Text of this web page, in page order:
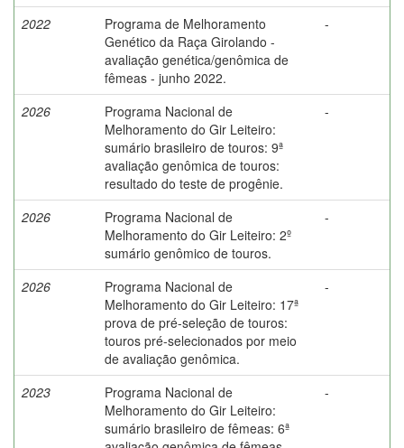
2022
Programa de Melhoramento
Genético da Raça Girolando -
avaliação genética/genômica de
fêmeas - junho 2022.
-
2026
Programa Nacional de
Melhoramento do Gir Leiteiro:
sumário brasileiro de touros: 9ª
avaliação genômica de touros:
resultado do teste de progênie.
-
2026
Programa Nacional de
Melhoramento do Gir Leiteiro: 2º
sumário genômico de touros.
-
2026
Programa Nacional de
Melhoramento do Gir Leiteiro: 17ª
prova de pré-seleção de touros:
touros pré-selecionados por meio
de avaliação genômica.
-
2023
Programa Nacional de
Melhoramento do Gir Leiteiro:
sumário brasileiro de fêmeas: 6ª
-